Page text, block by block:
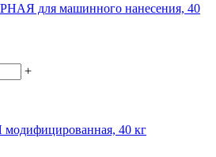
для машинного нанесения, 40
+
40 кг